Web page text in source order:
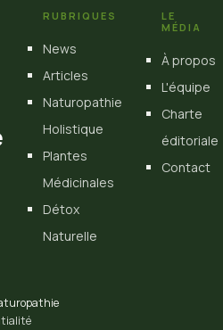
RUBRIQUES
News
Articles
Naturopathie
Holistique
Plantes
Médicinales
Détox
Naturelle
LE
MÉDIA
À propos
L'équipe
Charte
éditoriale
Contact